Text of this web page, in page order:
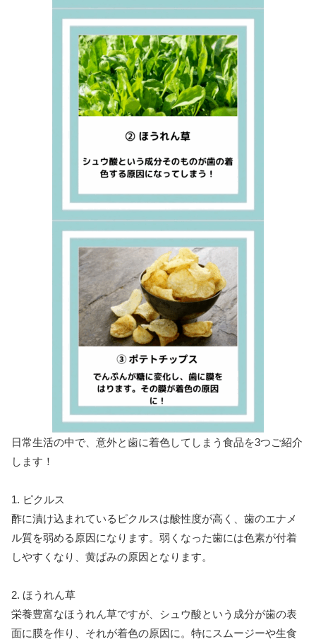
日常生活の中で、意外と歯に着色してしまう食品を3つご紹介
します！
1. ピクルス
酢に漬け込まれているピクルスは酸性度が高く、歯のエナメ
ル質を弱める原因になります。弱くなった歯には色素が付着
しやすくなり、黄ばみの原因となります。
2. ほうれん草
栄養豊富なほうれん草ですが、シュウ酸という成分が歯の表
面に膜を作り、それが着色の原因に。特にスムージーや生食